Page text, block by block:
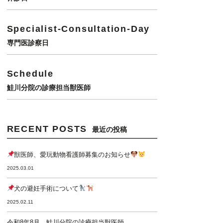
Specialist-Consultation-Day
専門医診察日
Schedule
鮭川分院の診療担当獣医師
RECENT POSTS 最近の投稿
獣医師、愛玩動物看護師募集のお知らせ
2025.03.01
犬の避妊手術について
2025.02.11